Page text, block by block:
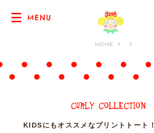
MENU
HOME
KIDSにもオススメなプリントトート！